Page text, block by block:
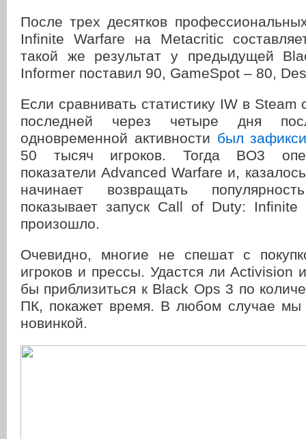
После трех десятков
Infinite Warfare на Metacritic
такой же результат у предыдущей
Informer поставил 90, GameSpot – 80,
Если сравнивать статистику IW в
последней через четыре дня
одновременной активности был
50 тысяч игроков. Тогда BO3
показатели Advanced Warfare и,
начинает возвращать
показывает запуск Call of Duty: Infinite
произошло.
Очевидно, многие не спешат с
игроков и прессы. Удастся ли Activision
бы приблизиться к Black Ops 3 по
ПК, покажет время. В любом случае мы
новинкой.